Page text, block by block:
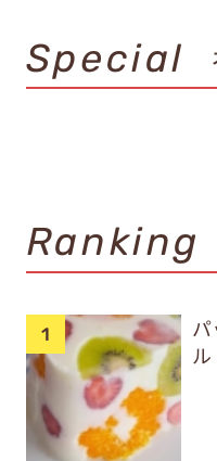
Special
Ranking